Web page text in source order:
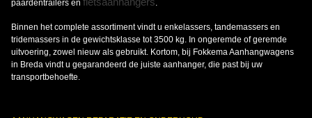
paardentrailers en
.
Binnen het complete assortiment vindt u enkelassers, tandemassers en
tridemassers in de gewichtsklasse tot 3500 kg. In ongeremde of geremde
uitvoering, zowel nieuw als gebruikt. Kortom, bij Fokkema Aanhangwagens
in Breda vindt u gegarandeerd de juiste aanhanger, die past bij uw
transportbehoefte.